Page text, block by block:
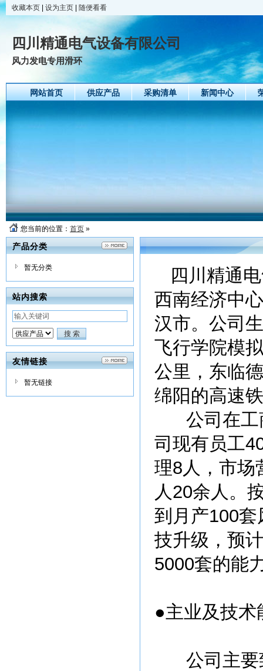
收藏本页 设为主页 随便看看
四川精通电气设备有限公司
风力发电专用滑环
网站首页 供应产品 采购清单 新闻中心
您当前的位置： 首页 »
产品分类
暂无分类
站内搜索
友情链接
暂无链接
四川精通
西南经济中
汉市。公司
飞行学院模
公里，东临
绵阳的高速
公司在工
司现有员工
理8人，市场
人20余人。
到月产100
技升级，预
5000套的能
●主业及技术
公司主要